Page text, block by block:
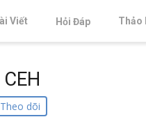
Viết Hỏi Đáp Thảo
CEH
Theo dõi